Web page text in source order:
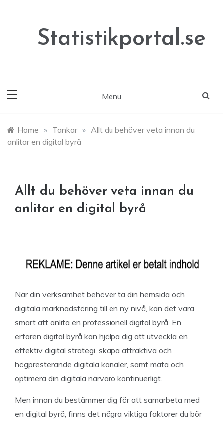
Statistikportal.se
Menu
Home » Tankar » Allt du behöver veta innan du
anlitar en digital byrå
Allt du behöver veta innan du
anlitar en digital byrå
När din verksamhet behöver ta din hemsida och
digitala marknadsföring till en ny nivå, kan det vara
smart att anlita en professionell digital byrå. En
erfaren digital byrå kan hjälpa dig att utveckla en
effektiv digital strategi, skapa attraktiva och
högpresterande digitala kanaler, samt mäta och
optimera din digitala närvaro kontinuerligt.
Men innan du bestämmer dig för att samarbeta med
en digital byrå, finns det några viktiga faktorer du bör